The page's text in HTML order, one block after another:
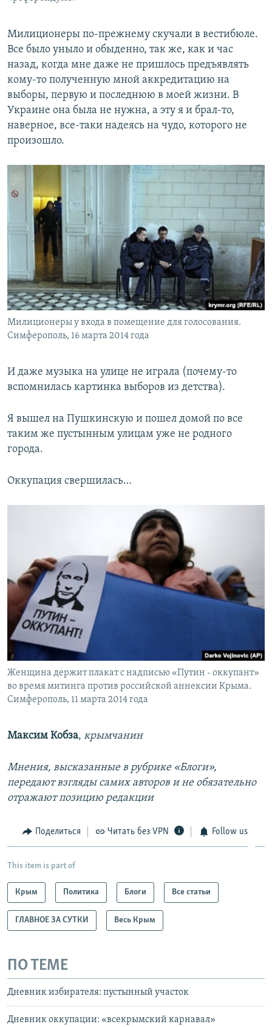
Милиционеры по-прежнему скучали в вестибюле.
Все было уныло и обыденно, так же, как и час
назад, когда мне даже не пришлось предъявлять
кому-то полученную мной аккредитацию на
выборы, первую и последнюю в моей жизни. В
Украине она была не нужна, а эту я и брал-то,
наверное, все-таки надеясь на чудо, которого не
произошло.
Милиционеры у входа в помещение для голосования.
Симферополь, 16 марта 2014 года
И даже музыка на улице не играла (почему-то
вспомнилась картинка выборов из детства).
Я вышел на Пушкинскую и пошел домой по все
таким же пустынным улицам уже не родного
города.
Оккупация свершилась…
Женщина держит плакат с надписью «Путин - оккупант»
во время митинга против российской аннексии Крыма.
Симферополь, 11 марта 2014 года
Максим Кобза, крымчанин
Мнения, высказанные в рубрике «Блоги»,
передают взгляды самих авторов и не обязательно
отражают позицию редакции
Поделиться Читать без VPN Follow us
This item is part of
Крым Политика Блоги Все статьи
ГЛАВНОЕ ЗА СУТКИ Весь Крым
ПО ТЕМЕ
Дневник избирателя: пустынный участок
Дневник оккупации: «всекрымский карнавал»